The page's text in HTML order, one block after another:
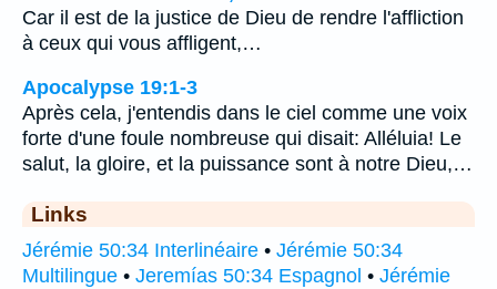
Car il est de la justice de Dieu de rendre l'affliction
à ceux qui vous affligent,…
Apocalypse 19:1-3
Après cela, j'entendis dans le ciel comme une voix
forte d'une foule nombreuse qui disait: Alléluia! Le
salut, la gloire, et la puissance sont à notre Dieu,…
Links
Jérémie 50:34 Interlinéaire • Jérémie 50:34
Multilingue • Jeremías 50:34 Espagnol • Jérémie